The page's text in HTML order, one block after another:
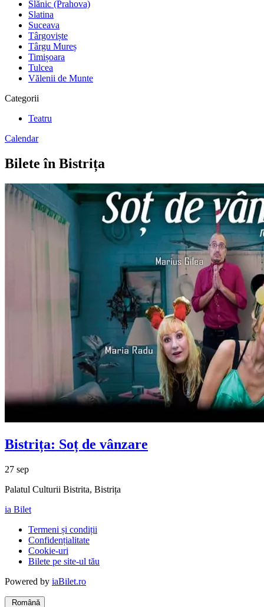
Slănic (Prahova)
Slatina
Suceava
Târgoviște
Târgu Mureș
Timișoara
Tulcea
Vălenii de Munte
Categorii
Teatru
Calendar
Bilete în Bistrița
Bistrița: Soț de vânzare
27 sep
Palatul Culturii Bistrita, Bistrița
ia Bilet
Termeni și condiții
Confidențialitate
Cookie-uri
Bilete pe site-ul tău
Powered by iaBilet.ro
Română